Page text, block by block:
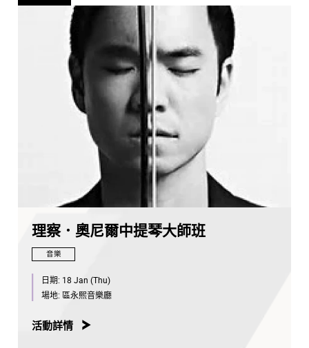
理察．奧尼爾中提琴大師班
音樂
日期: 18 Jan (Thu)
場地: 區永熙音樂廳
活動詳情